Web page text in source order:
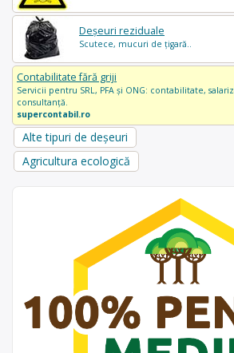
Deșeuri reziduale
Scutece, mucuri de țigară..
Contabilitate fără griji
Servicii pentru SRL, PFA și ONG: contabilitate,
consultanță.
supercontabil.ro
Alte tipuri de deșeuri
Agricultura ecologică